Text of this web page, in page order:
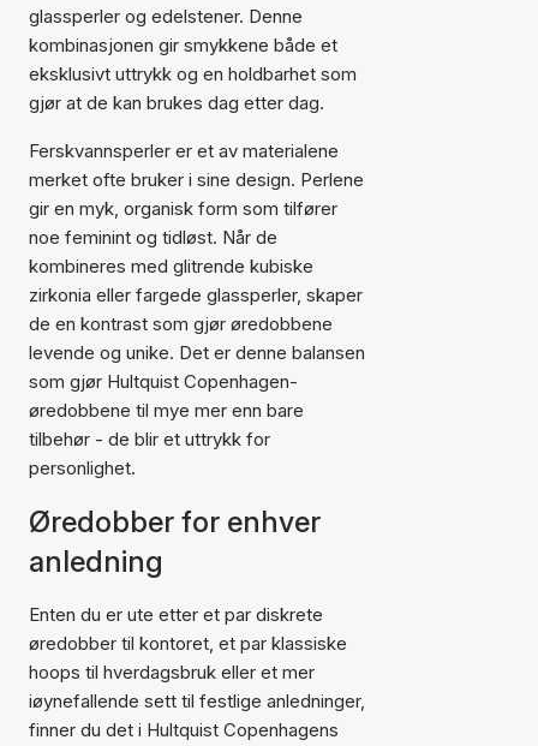
glassperler og edelstener. Denne
kombinasjonen gir smykkene både et
eksklusivt uttrykk og en holdbarhet som
gjør at de kan brukes dag etter dag.
Ferskvannsperler er et av materialene
merket ofte bruker i sine design. Perlene
gir en myk, organisk form som tilfører
noe feminint og tidløst. Når de
kombineres med glitrende kubiske
zirkonia eller fargede glassperler, skaper
de en kontrast som gjør øredobbene
levende og unike. Det er denne balansen
som gjør Hultquist Copenhagen-
øredobbene til mye mer enn bare
tilbehør - de blir et uttrykk for
personlighet.
Øredobber for enhver
anledning
Enten du er ute etter et par diskrete
øredobber til kontoret, et par klassiske
hoops til hverdagsbruk eller et mer
iøynefallende sett til festlige anledninger,
finner du det i Hultquist Copenhagens